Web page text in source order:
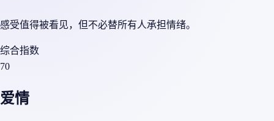
感受值得被看见，但不必替所有人承担情绪。
综合指数
70
爱情